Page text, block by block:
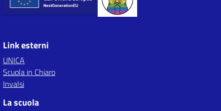
Link esterni
UNICA
Scuola in Chiaro
Invalsi
La scuola